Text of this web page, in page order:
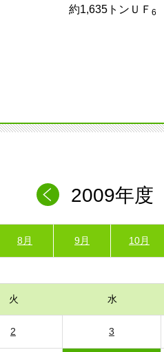
約1,635トンＵＦ 6
2009年度
8月 9月 10月
火 水
2 3